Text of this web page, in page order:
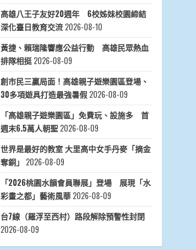
高雄八王子友好20週年 6校姊妹校園締結
深化臺日教育交流 2026-08-10
黃捷、賴瑞隆響應公益行動 高雄民眾熱血
排隊相挺 2026-08-09
創市民三贏局面！高雄親子遊樂園區登場、
30多項遊具打造最強暑假 2026-08-09
「高雄親子遊樂園區」免費玩、設施多 首
週末6.5萬人朝聖 2026-08-09
世界是最好的教室 大里高中女手丹麥「摘金
奪銅」 2026-08-09
「2026桃園水韻會員聯展」登場 展現「水
彩畫之都」藝術風華 2026-08-09
台7線（羅浮至西村）路段解除預警性封閉
2026-08-09